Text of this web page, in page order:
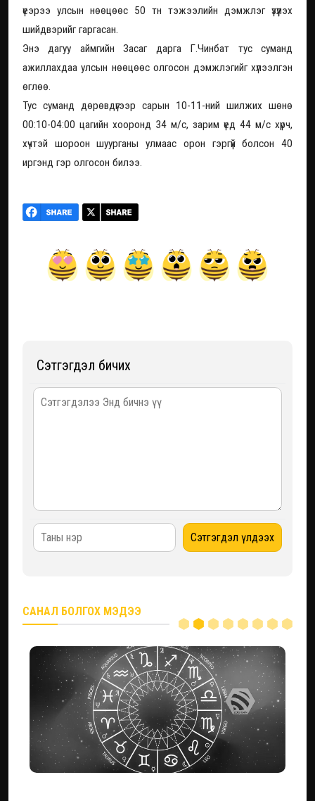
үеэрээ улсын нөөцөөс 50 тн тэжээлийн дэмжлэг үзүүлэх
шийдвэрийг гаргасан.
Энэ дагуу аймгийн Засаг дарга Г.Чинбат тус суманд
ажиллахдаа улсын нөөцөөс олгосон дэмжлэгийг хүлээлгэн
өглөө.
Тус суманд дөрөвдүгээр сарын 10-11-ний шилжих шөнө
00:10-04:00 цагийн хооронд 34 м/с, зарим үед 44 м/с хүрч,
хүчтэй шороон шуурганы улмаас орон гэргүй болсон 40
иргэнд гэр олгосон билээ.
Сэтгэгдэл бичих
САНАЛ БОЛГОХ МЭДЭЭ